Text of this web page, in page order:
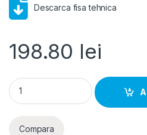
Descarca fisa tehnica
198.80 lei
Capac Jgheab metalic
Compara